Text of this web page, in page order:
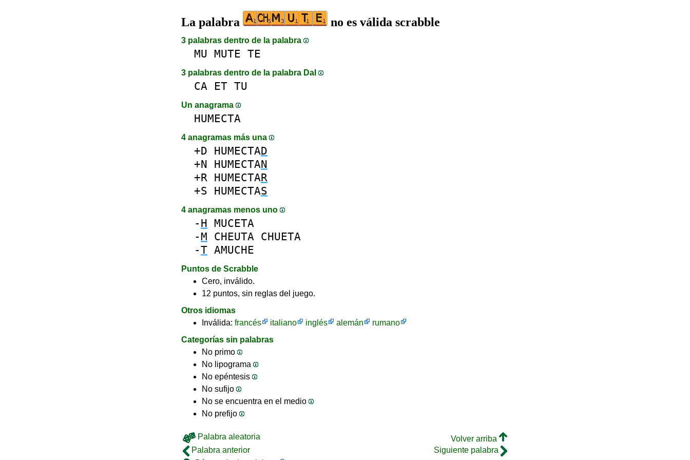
La palabra no es válida scrabble
3 palabras dentro de la palabra
MU MUTE TE
3 palabras dentro de la palabra DaI
CA ET TU
Un anagrama
HUMECTA
4 anagramas más una
+D HUMECTAD
+N HUMECTAN
+R HUMECTAR
+S HUMECTAS
4 anagramas menos uno
- H MUCETA
-M CHEUTA CHUETA
-T AMUCHE
Puntos de Scrabble
Cero, inválido.
12 puntos, sin reglas del juego.
Otros idiomas
Inválida: francés italiano inglés alemán
rumano
Categorías sin palabras
No primo
No lipograma
No epéntesis
No sufijo
No se encuentra en el medio
No prefijo
Palabra aleatoria
Volver arriba
Palabra anterior
Siguiente palabra